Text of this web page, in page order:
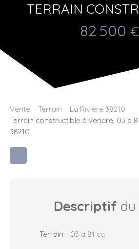
TERRAIN
82 500 €
Vente Terrain
La Rivière 38210
Terrain constructible à vendre, 03 a
38210
Descriptif du
Terrain : 03 a 81 ca